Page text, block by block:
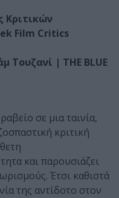
Κριτικών
Film Critics
| THE BLUE
σε μια ταινία,
κριτική
και παρουσιάζει
Έτσι καθιστά
της αντίδοτο στον